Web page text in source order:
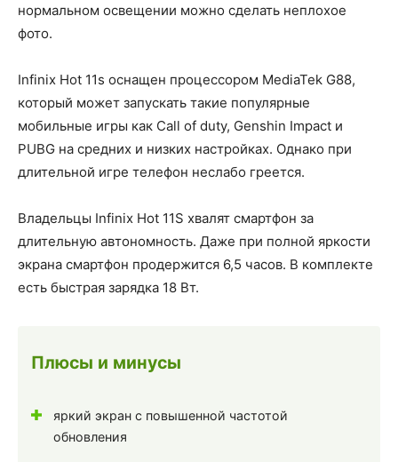
нормальном освещении можно сделать неплохое
фото.
Infinix Hot 11s оснащен процессором MediaTek G88,
который может запускать такие популярные
мобильные игры как Call of duty, Genshin Impact и
PUBG на средних и низких настройках. Однако при
длительной игре телефон неслабо греется.
Владельцы Infinix Hot 11S хвалят смартфон за
длительную автономность. Даже при полной яркости
экрана смартфон продержится 6,5 часов. В комплекте
есть быстрая зарядка 18 Вт.
Плюсы и минусы
яркий экран с повышенной частотой
обновления